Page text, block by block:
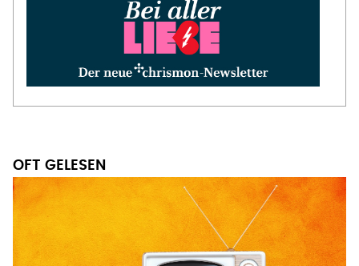
OFT GELESEN